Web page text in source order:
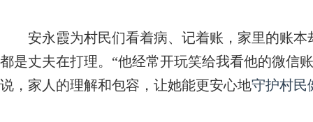
安永霞为村民们看着病、记着账，家里的账本
都是丈夫在打理。“他经常开玩笑给我看他的微信
说，家人的理解和包容，让她能更安心地守护村民